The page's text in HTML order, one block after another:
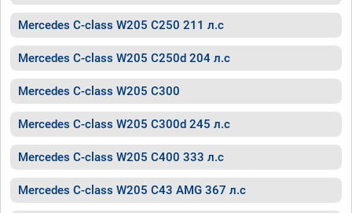
Mercedes C-class W205 C250 211 л.с
Mercedes C-class W205 C250d 204 л.с
Mercedes C-class W205 C300
Mercedes C-class W205 C300d 245 л.с
Mercedes C-class W205 C400 333 л.с
Mercedes C-class W205 C43 AMG 367 л.с